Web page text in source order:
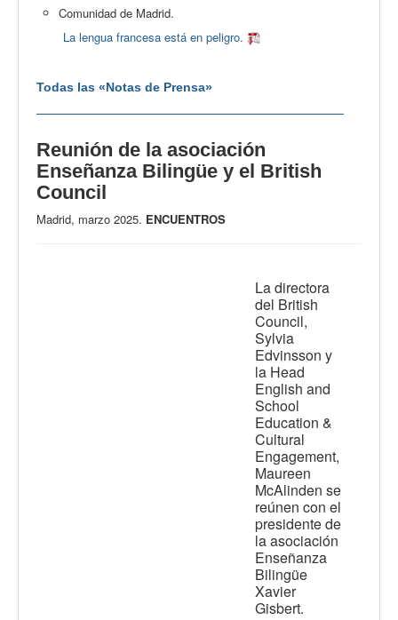
Comunidad de Madrid.
La lengua francesa está en peligro.
Todas las «Notas de Prensa»
Reunión de la asociación
Enseñanza Bilingüe y el British
Council
Madrid, marzo 2025. ENCUENTROS
La directora
del British
Council,
Sylvia
Edvinsson y
la Head
English and
School
Education &
Cultural
Engagement,
Maureen
McAlinden se
reúnen con el
presidente de
la asociación
Enseñanza
Bilingüe
Xavier
Gisbert.